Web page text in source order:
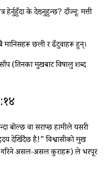
हेर्नुहुँदा के देख्‍नुहुन्छ? दाँज्नू: मत्ती
मानिसहरू छली र ढँटुवाहरू हुन्।
(तिनका मुखबाट विषालु शब्द
बोल्छ वा सराप्छ हामीले यसरी
देखिँदैछ है!” विश्वासीको मुख
गरिने असल-असल कुराहरू) ले भरपूर